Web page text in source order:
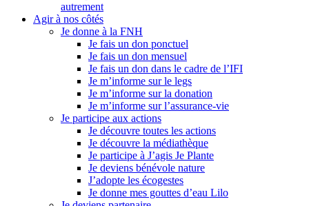
autrement
Agir à nos côtés
Je donne à la FNH
Je fais un don ponctuel
Je fais un don mensuel
Je fais un don dans le cadre de l’IFI
Je m’informe sur le legs
Je m’informe sur la donation
Je m’informe sur l’assurance-vie
Je participe aux actions
Je découvre toutes les actions
Je découvre la médiathèque
Je participe à J’agis Je Plante
Je deviens bénévole nature
J’adopte les écogestes
Je donne mes gouttes d’eau Lilo